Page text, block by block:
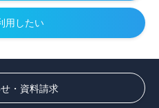
用したい
・資料請求